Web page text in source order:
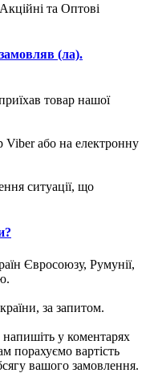
та Оптові
(ла).
товар нашої
Viber або на електронну
ситуації, що
Євросоюзу, Румунії,
за запитом.
у коментарях
порахуємо вартість
вашого замовлення.